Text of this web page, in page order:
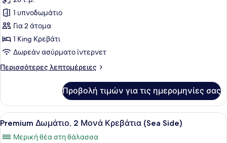
(Living
Area)
για
Standard
Δωμάτιο,
1
Κρεβάτι
1 υπνοδωμάτιο
Για 2 άτομα
1 King Κρεβάτι
Δωρεάν ασύρματο ίντερνετ
Περισσότερες λεπτομέρειες
Περισσότερες
Δωμάτιο,
King
(Sea
Προβολή τιμών για τις ημερομηνίες σας
Προβολή
όλων
των
Ένα δωμάτιο ξενοδοχείου με δύο
7
Premium Δωμάτιο, 2 Μονά Κρεβάτια (Sea Side)
Μερική θέα στη θάλασσα